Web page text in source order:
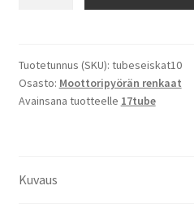
190/55-
200/55-
190/50-
34G
Tuotetunnus (SKU): tubeseiskat10
Osasto: Moottoripyörän renkaat
Avainsana tuotteelle 17tube
Kuvaus